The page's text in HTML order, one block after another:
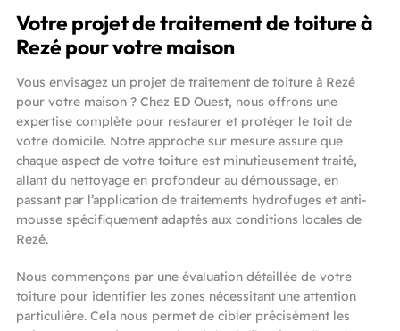
Votre projet de traitement de toiture à
Rezé pour votre maison
Vous envisagez un projet de traitement de toiture à Rezé
pour votre maison ? Chez ED Ouest, nous offrons une
expertise complète pour restaurer et protéger le toit de
votre domicile. Notre approche sur mesure assure que
chaque aspect de votre toiture est minutieusement traité,
allant du nettoyage en profondeur au démoussage, en
passant par l’application de traitements hydrofuges et anti-
mousse spécifiquement adaptés aux conditions locales de
Rezé.
Nous commençons par une évaluation détaillée de votre
toiture pour identifier les zones nécessitant une attention
particulière. Cela nous permet de cibler précisément les